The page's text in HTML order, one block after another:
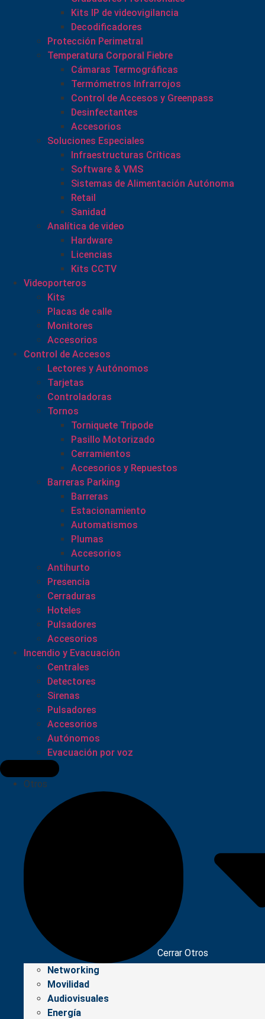
Kits IP de videovigilancia
Decodificadores
Protección Perimetral
Temperatura Corporal Fiebre
Cámaras Termográficas
Termómetros Infrarrojos
Control de Accesos y Greenpass
Desinfectantes
Accesorios
Soluciones Especiales
Infraestructuras Críticas
Software & VMS
Sistemas de Alimentación Autónoma
Retail
Sanidad
Analítica de video
Hardware
Licencias
Kits CCTV
Videoporteros
Kits
Placas de calle
Monitores
Accesorios
Control de Accesos
Lectores y Autónomos
Tarjetas
Controladoras
Tornos
Torniquete Tripode
Pasillo Motorizado
Cerramientos
Accesorios y Repuestos
Barreras Parking
Barreras
Estacionamiento
Automatismos
Plumas
Accesorios
Antihurto
Presencia
Cerraduras
Hoteles
Pulsadores
Accesorios
Incendio y Evacuación
Centrales
Detectores
Sirenas
Pulsadores
Accesorios
Autónomos
Evacuación por voz
Otros
Cerrar Otros
Networking
Movilidad
Audiovisuales
Energía